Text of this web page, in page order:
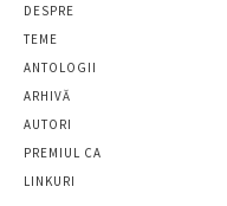
DESPRE
TEME
ANTOLOGII
ARHIVĂ
AUTORI
PREMIUL CA
LINKURI